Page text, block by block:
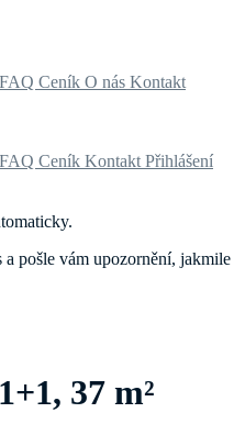
FAQ Ceník O nás Kontakt
FAQ Ceník Kontakt Přihlášení
pošle vám upozornění, jakmile
37 m²